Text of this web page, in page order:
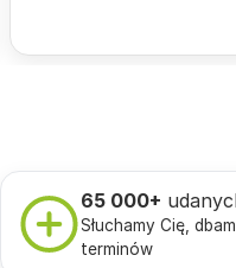
65 000+
Słuchamy Cię,
terminów